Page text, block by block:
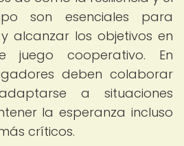
son esenciales para
alcanzar los objetivos en
juego cooperativo. En
deben colaborar
a situaciones
la esperanza incluso
críticos.